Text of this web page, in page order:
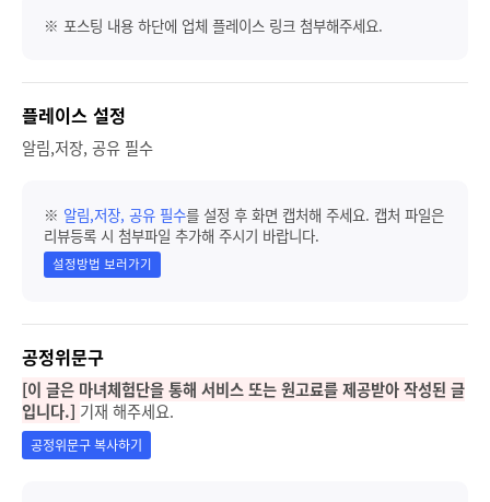
※ 포스팅 내용 하단에 업체 플레이스 링크 첨부해주세요.
플레이스 설정
알림,저장, 공유 필수
※ 알림,저장, 공유 필수를 설정 후 화면 캡처해 주세요. 캡처 파일은
리뷰등록 시 첨부파일 추가해 주시기 바랍니다.
설정방법 보러가기
공정위문구
[이 글은 마녀체험단을 통해 서비스 또는 원고료를 제공받아 작성된 글
입니다.] 기재 해주세요.
공정위문구 복사하기